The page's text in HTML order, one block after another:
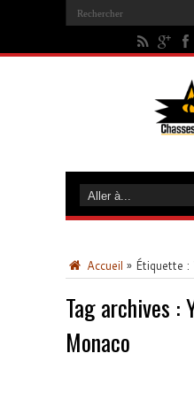
Accueil » Étiquette :
Tag archives :
Monaco